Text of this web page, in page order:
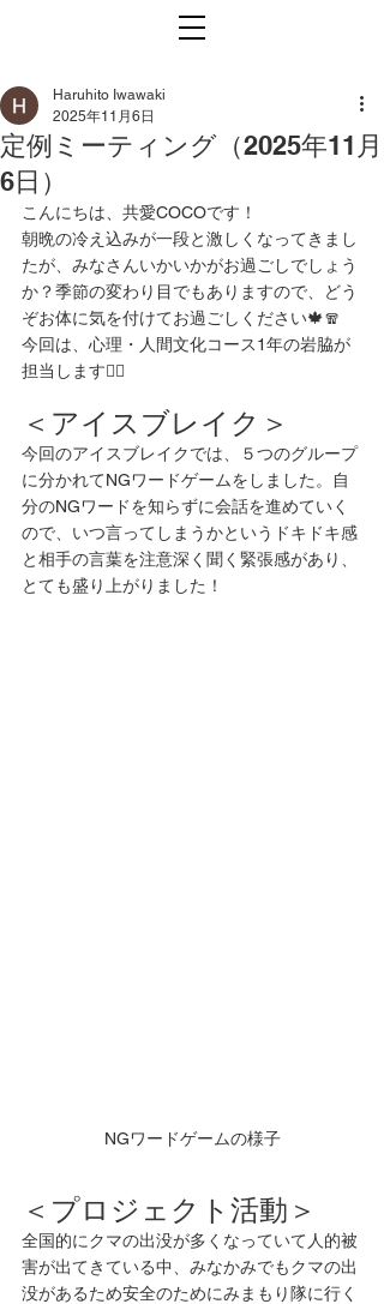
定例ミーティング（2025年11月
6日）
Haruhito Iwawaki
2025年11月6日
こんにちは、共愛COCOです！
朝晩の冷え込みが一段と激しくなってきまし
たが、みなさんいかいかがお過ごしでしょう
か？季節の変わり目でもありますので、どう
ぞお体に気を付けてお過ごしください🍁🧣
今回は、心理・人間文化コース1年の岩脇が
担当します🙇‍♂️
＜アイスブレイク＞
今回のアイスブレイクでは、５つのグループ
に分かれてNGワードゲームをしました。自
分のNGワードを知らずに会話を進めていく
ので、いつ言ってしまうかというドキドキ感
と相手の言葉を注意深く聞く緊張感があり、
とても盛り上がりました！
NGワードゲームの様子
＜プロジェクト活動＞
全国的にクマの出没が多くなっていて人的被
害が出てきている中、みなかみでもクマの出
没があるため安全のためにみまもり隊に行く